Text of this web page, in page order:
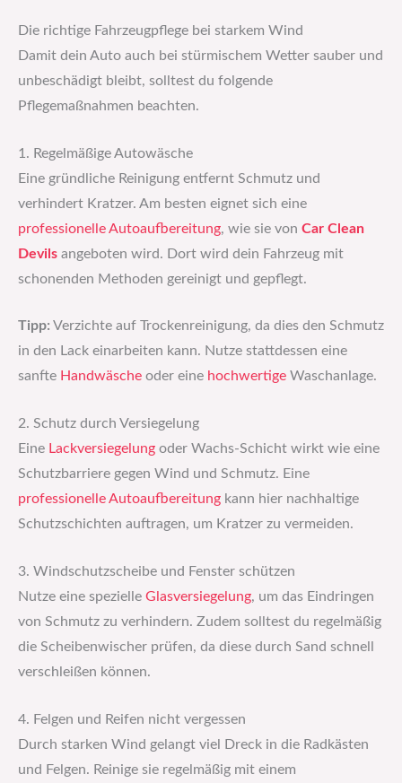
Die richtige Fahrzeugpflege bei starkem Wind
Damit dein Auto auch bei stürmischem Wetter sauber und
unbeschädigt bleibt, solltest du folgende
Pflegemaßnahmen beachten.
1. Regelmäßige Autowäsche
Eine gründliche Reinigung entfernt Schmutz und
verhindert Kratzer. Am besten eignet sich eine
professionelle Autoaufbereitung, wie sie von Car Clean
Devils angeboten wird. Dort wird dein Fahrzeug mit
schonenden Methoden gereinigt und gepflegt.
Tipp: Verzichte auf Trockenreinigung, da dies den Schmutz
in den Lack einarbeiten kann. Nutze stattdessen eine
sanfte Handwäsche oder eine hochwertige Waschanlage.
2. Schutz durch Versiegelung
Eine Lackversiegelung oder Wachs-Schicht wirkt wie eine
Schutzbarriere gegen Wind und Schmutz. Eine
professionelle Autoaufbereitung kann hier nachhaltige
Schutzschichten auftragen, um Kratzer zu vermeiden.
3. Windschutzscheibe und Fenster schützen
Nutze eine spezielle Glasversiegelung, um das Eindringen
von Schmutz zu verhindern. Zudem solltest du regelmäßig
die Scheibenwischer prüfen, da diese durch Sand schnell
verschleißen können.
4. Felgen und Reifen nicht vergessen
Durch starken Wind gelangt viel Dreck in die Radkästen
und Felgen. Reinige sie regelmäßig mit einem